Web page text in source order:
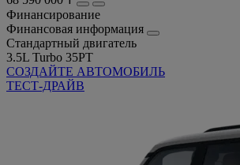
Финансирование
Финансовая информация
Стандартный двигатель
3.5L Turbo 35PT
СОЗДАЙТЕ АВТОМОБИЛЬ
ТЕСТ-ДРАЙВ